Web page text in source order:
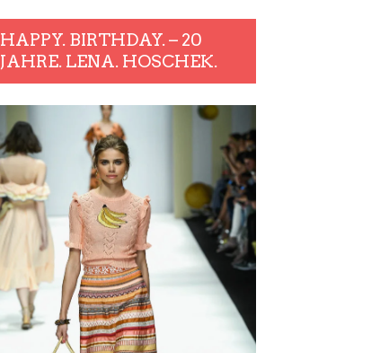
HAPPY. BIRTHDAY. – 20
JAHRE. LENA. HOSCHEK.